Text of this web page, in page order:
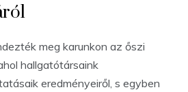
meg karunkon az őszi
hallgatótársaink
eredményeiről, s egyben